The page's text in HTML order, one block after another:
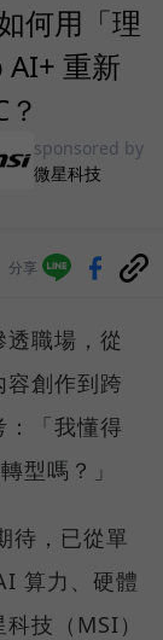
何用「理
重新
sponsored by
微星科技
分享
職場，從
創作到跨
：「我懂得
型嗎？」
待，已從單
算力、硬體
技（MSI）